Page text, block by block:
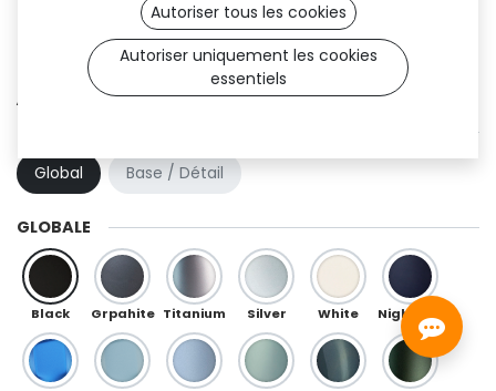
Athlon Flex (TF)
Global
Base / Détail
GLOBALE
Black Grpahite Titanium Silver White
Autoriser tous les cookies
Autoriser uniquement les cookies
essentiels